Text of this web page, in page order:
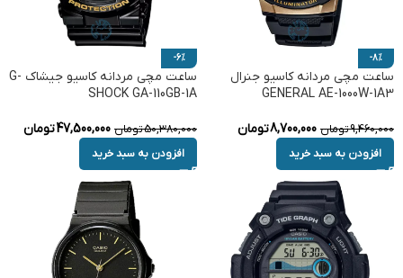
-8%
ساعت مچی مردانه کاسیو جنرال
GENERAL AE-1000W-1A3
9,460,000تومان 8,700,000تومان
افزودن به سبد خرید
-6%
ساعت مچی مردانه کاسیو جیشاک G-
SHOCK GA-110GB-1A
50,380,000تومان 47,500,000تومان
افزودن به سبد خرید